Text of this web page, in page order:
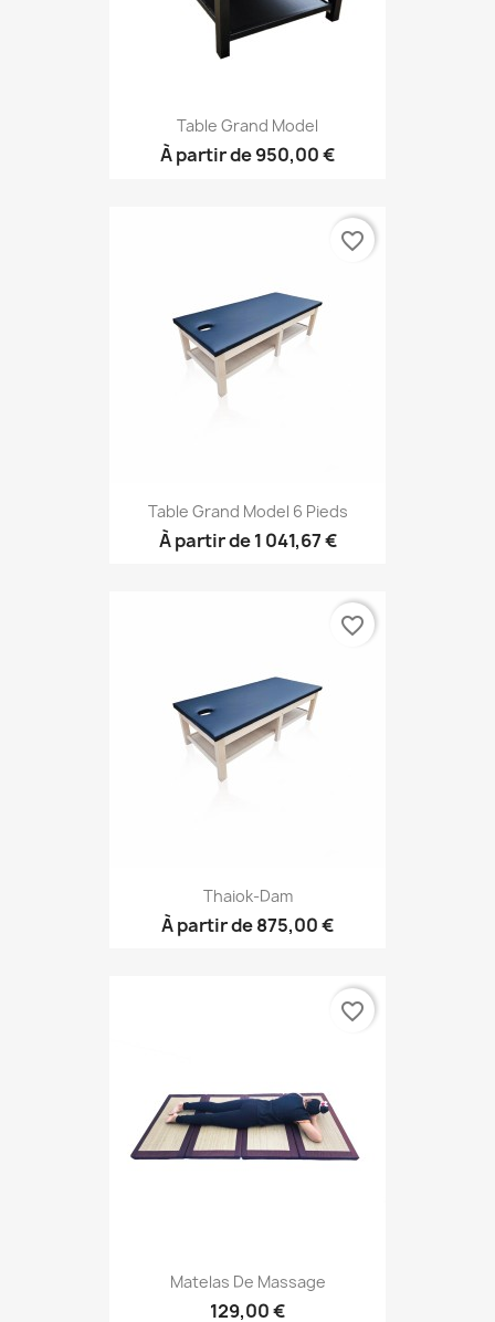
Table Grand Model
À partir de950,00 €
Table Grand Model 6 Pieds
À partir de1 041,67 €
favorite_border
Thaiok-Dam
À partir de875,00 €
favorite_border
Matelas De Massage
129,00 €
favorite_border